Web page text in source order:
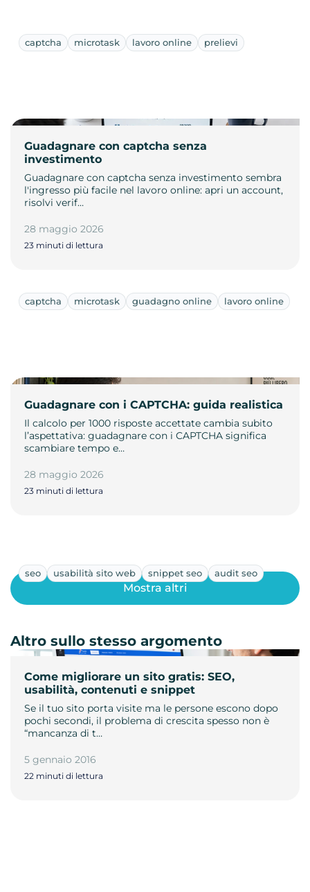
captcha microtask lavoro online prelievi
Guadagnare con captcha senza
investimento
Guadagnare con captcha senza investimento sembra
l'ingresso più facile nel lavoro online: apri un account,
risolvi verif…
28 maggio 2026
23 minuti di lettura
captcha microtask guadagno online lavoro online
Guadagnare con i CAPTCHA: guida realistica
Il calcolo per 1000 risposte accettate cambia subito
l’aspettativa: guadagnare con i CAPTCHA significa
scambiare tempo e…
28 maggio 2026
23 minuti di lettura
seo usabilità sito web snippet seo audit seo
Come migliorare un sito gratis: SEO,
usabilità, contenuti e snippet
Se il tuo sito porta visite ma le persone escono dopo
pochi secondi, il problema di crescita spesso non è
“mancanza di t…
5 gennaio 2016
22 minuti di lettura
Mostra altri
Altro sullo stesso argomento